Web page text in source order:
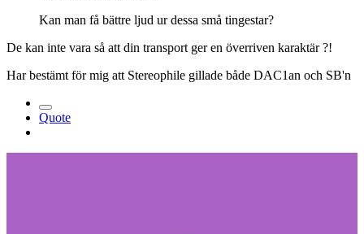
Kan man få bättre ljud ur dessa små tingestar?
De kan inte vara så att din transport ger en överriven karaktär ?!
Har bestämt för mig att Stereophile gillade både DAC1an och SB'n
Quote